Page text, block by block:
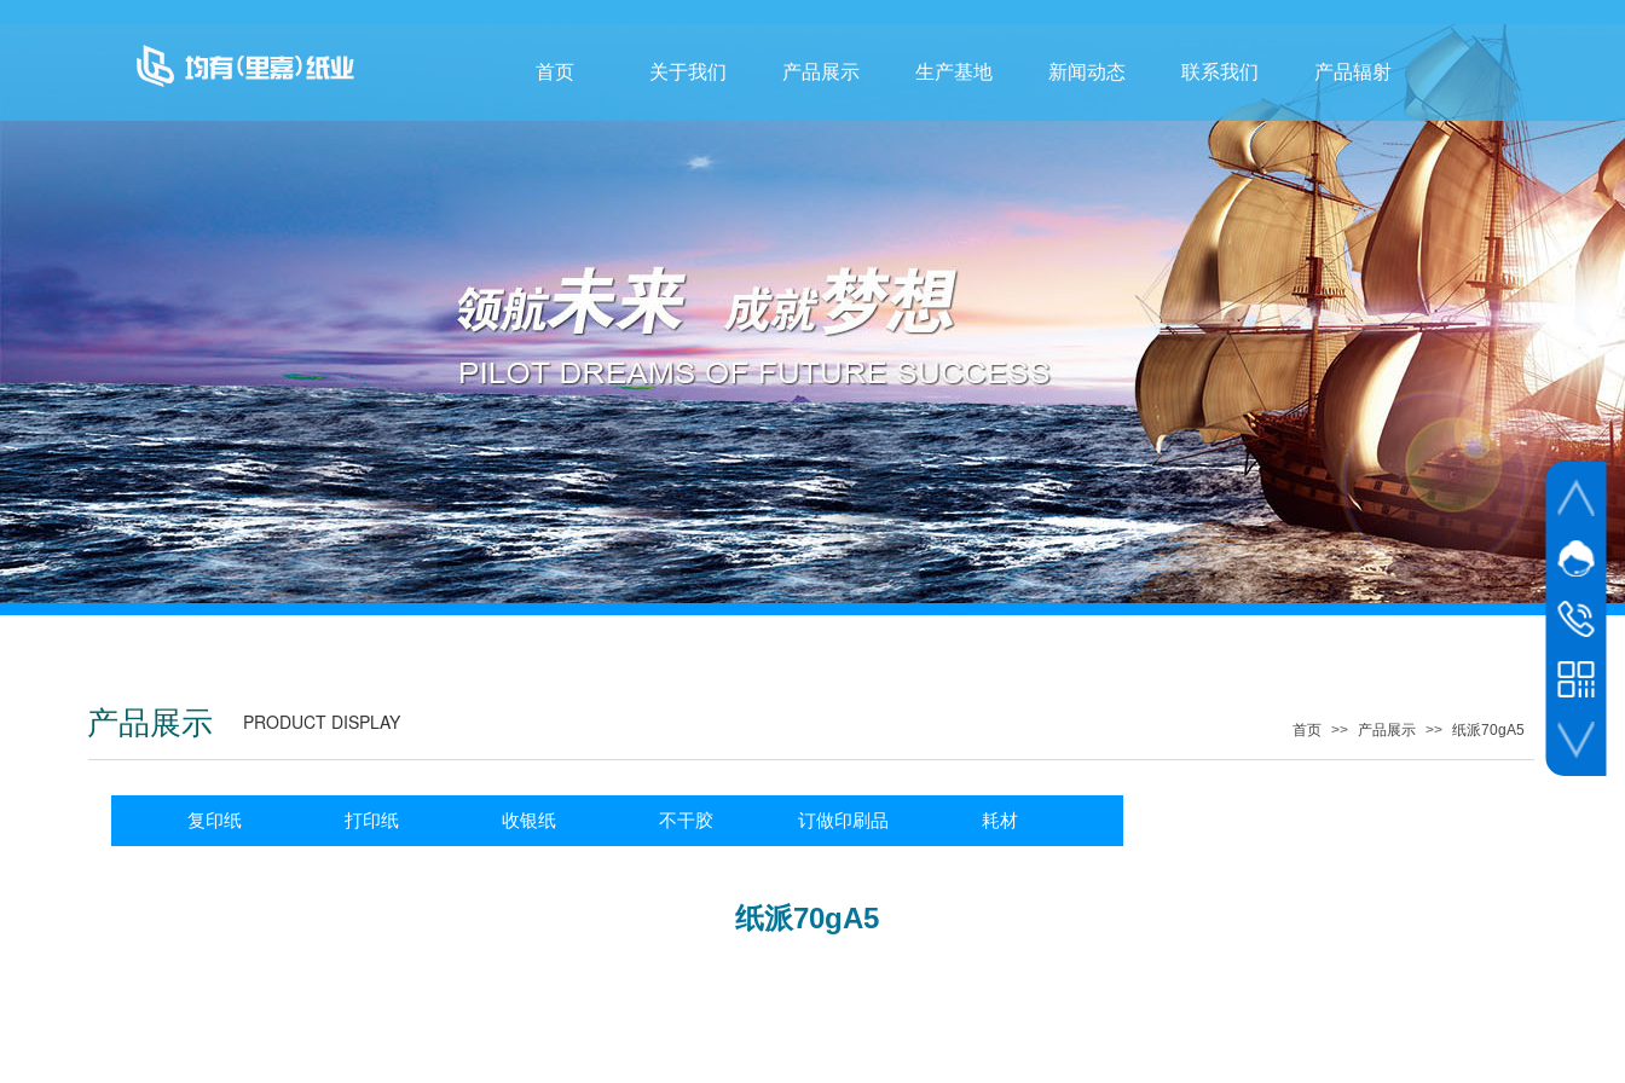
首页 关于我们 产品展示 生产基地 新闻动态 联系我们 产品辐射
复印纸 打印纸 收银纸 不干胶 订做印刷品 耗材
首页 >> 产品展示 >> 纸派70gA5
纸派70gA5
PRODUCT DISPLAY
产品展示
网站客
客服
客服